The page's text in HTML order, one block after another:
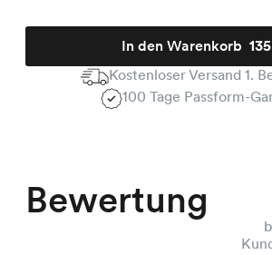
In den Warenkorb
Kostenloser Versand 1.
100 Tage Passform-
Bewertung